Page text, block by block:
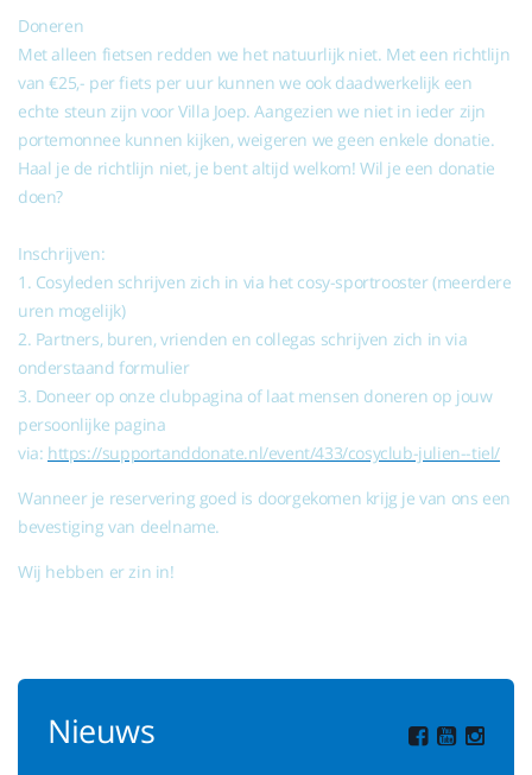
Doneren
Met alleen fietsen redden we het natuurlijk niet. Met een richtlijn
van €25,- per fiets per uur kunnen we ook daadwerkelijk een
echte steun zijn voor Villa Joep. Aangezien we niet in ieder zijn
portemonnee kunnen kijken, weigeren we geen enkele donatie.
Haal je de richtlijn niet, je bent altijd welkom! Wil je een donatie
doen?
Inschrijven:
1. Cosyleden schrijven zich in via het cosy-sportrooster (meerdere
uren mogelijk)
2. Partners, buren, vrienden en collegas schrijven zich in via
onderstaand formulier
3. Doneer op onze clubpagina of laat mensen doneren op jouw
persoonlijke pagina
via: https://supportanddonate.nl/event/433/cosyclub-julien--tiel/
Wanneer je reservering goed is doorgekomen krijg je van ons een
bevestiging van deelname.
Wij hebben er zin in!
Nieuws